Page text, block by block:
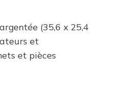
(35,6 x 25,4
et
et pièces